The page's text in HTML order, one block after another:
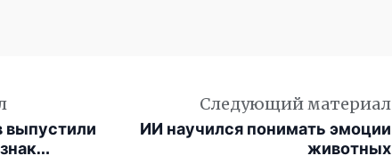
выпустили
Следующий материал
ИИ научился понимать эмоции
животных